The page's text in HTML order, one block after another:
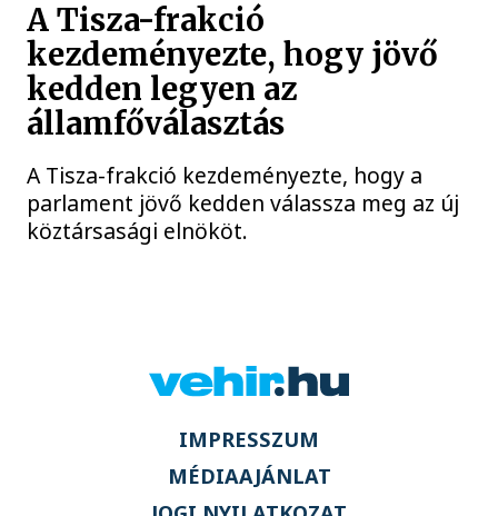
A Tisza-frakció
kezdeményezte, hogy jövő
kedden legyen az
államfőválasztás
A Tisza-frakció kezdeményezte, hogy a
parlament jövő kedden válassza meg az új
köztársasági elnököt.
IMPRESSZUM
MÉDIAAJÁNLAT